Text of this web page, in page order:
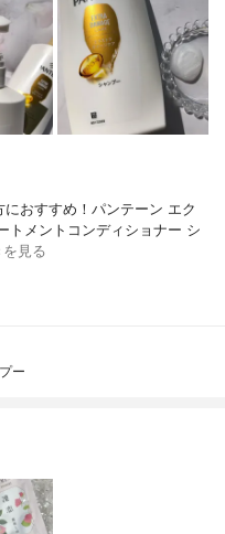
おすすめ！パンテーン エク
トメントコンディショナー シ
見る
ー